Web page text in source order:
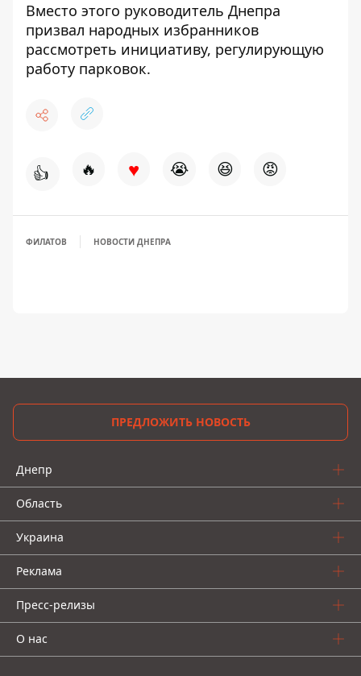
Вместо этого руководитель Днепра
призвал народных избранников
рассмотреть инициативу, регулирующую
работу парковок.
👍 🔥 ♥ 😭 😆 😡
ФИЛАТОВ НОВОСТИ ДНЕПРА
ПРЕДЛОЖИТЬ НОВОСТЬ
Днепр
Область
Украина
Реклама
Пресс-релизы
О нас